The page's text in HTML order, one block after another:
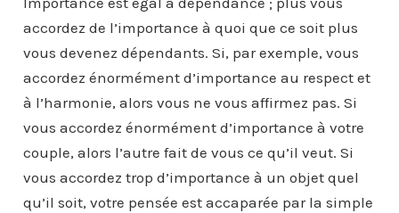
accordez de l’importance à quoi que ce soit plus
vous devenez dépendants. Si, par exemple, vous
accordez énormément d’importance au respect et
à l’harmonie, alors vous ne vous affirmez pas. Si
vous accordez énormément d’importance à votre
couple, alors l’autre fait de vous ce qu’il veut. Si
vous accordez trop d’importance à un objet quel
qu’il soit, votre pensée est accaparée par la simple